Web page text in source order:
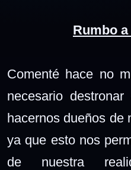
Rumbo
Comenté hace no
necesario
hacernos dueños de
ya que esto nos
de nuestra